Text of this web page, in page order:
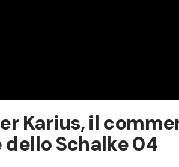
Karius, il
Schalke 04